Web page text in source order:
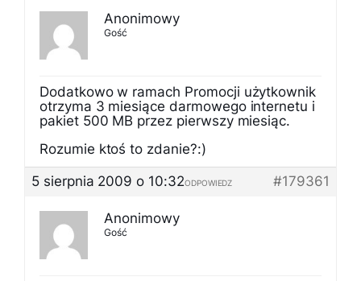
Anonimowy
Gość
Dodatkowo w ramach Promocji użytkownik
otrzyma 3 miesiące darmowego internetu i
pakiet 500 MB przez pierwszy miesiąc.
Rozumie ktoś to zdanie?:)
5 sierpnia 2009 o 10:32
#179361
ODPOWIEDZ
Anonimowy
Gość